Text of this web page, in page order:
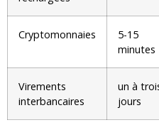
Cryptomonnaies
5-15
minutes
Virements
interbancaires
un à
jours